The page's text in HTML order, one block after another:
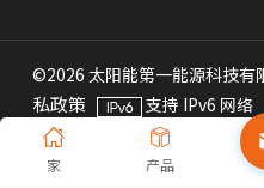
©2026 太阳能第一能源科技有
私政策
支持 IPv6 网络
家 产品